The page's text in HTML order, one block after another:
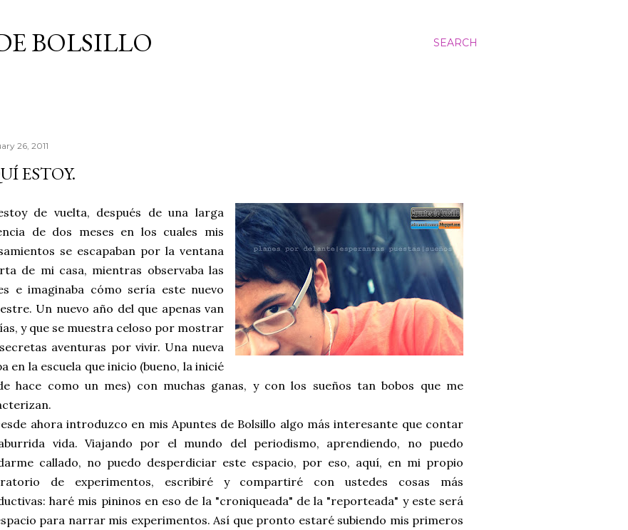
SEARCH
BOLSILLO
26, 2011
ESTOY.
de vuelta, después de una larga
de dos meses en los cuales mis
se escapaban por la ventana
de mi casa, mientras observaba las
e imaginaba cómo sería este nuevo
Un nuevo año del que apenas van
y que se muestra celoso por mostrar
aventuras por vivir. Una nueva
en la escuela que inicio (bueno, la inicié
hace como un mes) con muchas ganas, y con los sueños tan bobos que me
ahora introduzco en mis Apuntes de Bolsillo algo más interesante que contar
vida. Viajando por el mundo del periodismo, aprendiendo, no puedo
callado, no puedo desperdiciar este espacio, por eso, aquí, en mi propio
de experimentos, escribiré y compartiré con ustedes cosas más
haré mis pininos en eso de la "croniqueada" de la "reporteada" y este será
para narrar mis experimentos. Así que pronto estaré subiendo mis primeros